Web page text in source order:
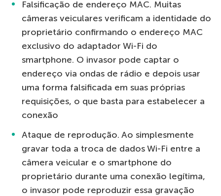
Falsificação de endereço MAC. Muitas
câmeras veiculares verificam a identidade do
proprietário confirmando o endereço MAC
exclusivo do adaptador Wi-Fi do
smartphone. O invasor pode captar o
endereço via ondas de rádio e depois usar
uma forma falsificada em suas próprias
requisições, o que basta para estabelecer a
conexão
Ataque de reprodução. Ao simplesmente
gravar toda a troca de dados Wi-Fi entre a
câmera veicular e o smartphone do
proprietário durante uma conexão legítima,
o invasor pode reproduzir essa gravação